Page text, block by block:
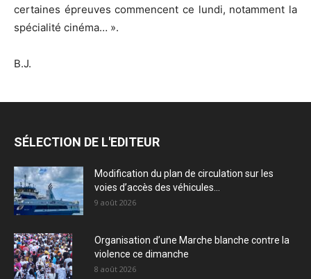
certaines épreuves commencent ce lundi, notamment la
spécialité cinéma… ».
B.J.
SÉLECTION DE L'EDITEUR
Modification du plan de circulation sur les
voies d’accès des véhicules...
9 août 2026
Organisation d’une Marche blanche contre la
violence ce dimanche
8 août 2026